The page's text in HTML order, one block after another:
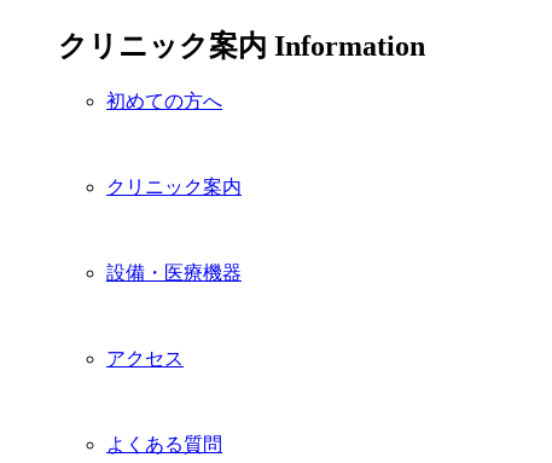
クリニック案内 Information
初めての方へ
クリニック案内
設備・医療機器
アクセス
よくある質問